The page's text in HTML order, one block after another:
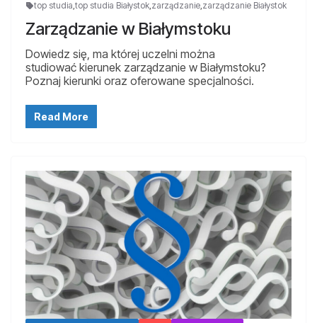
top studia top studia Białystok zarządzanie zarządzanie Białystok
Zarządzanie w Białymstoku
Dowiedz się, ma której uczelni można
studiować kierunek zarządzanie w Białymstoku?
Poznaj kierunki oraz oferowane specjalności.
Read More